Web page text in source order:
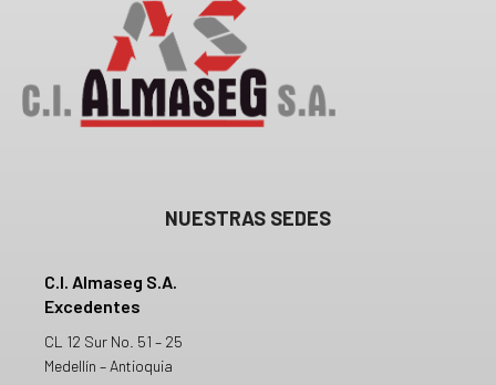
NUESTRAS SEDES
C.I. Almaseg S.A.
Excedentes
CL 12 Sur No. 51 – 25
Medellín – Antioquia